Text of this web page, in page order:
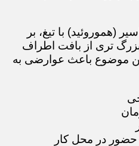
(هموروئید) با تیغ، بر
تری از بافت اطراف
موضوع باعث عوارضی به
حضور در محل کار